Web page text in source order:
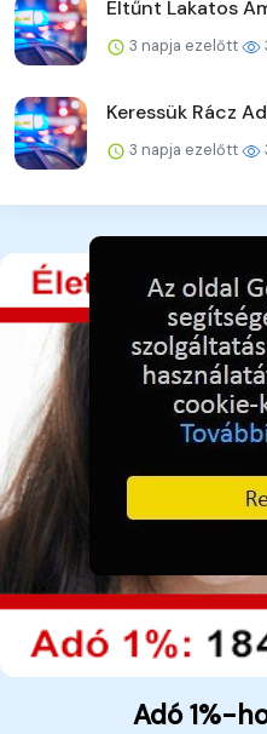
Eltűnt Lakatos
3 napja ezelőtt
Keressük Rácz
3 napja ezelőtt
Adó 1%-